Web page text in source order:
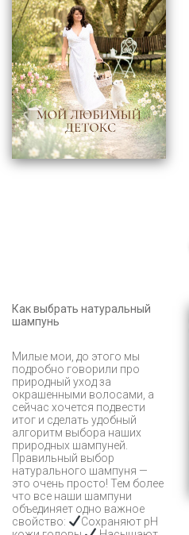
Как выбрать натуральный
шампунь
Милые мои, до этого мы
подробно говорили про
природный уход за
окрашенными волосами, а
сейчас хочется подвести
итог и сделать удобный
алгоритм выбора наших
природных шампуней.
Правильный выбор
натурального шампуня —
это очень просто! Тем более
что все наши шампуни
объединяет одно важное
свойство:
Сохраняют pH